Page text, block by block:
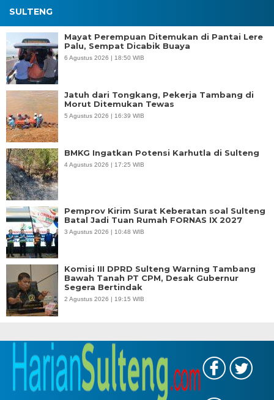
SULTENG
Mayat Perempuan Ditemukan di Pantai Lere
Palu, Sempat Dicabik Buaya
6 Agustus 2026 | 18:50 WIB
Jatuh dari Tongkang, Pekerja Tambang di
Morut Ditemukan Tewas
5 Agustus 2026 | 16:39 WIB
BMKG Ingatkan Potensi Karhutla di Sulteng
4 Agustus 2026 | 17:25 WIB
Pemprov Kirim Surat Keberatan soal Sulteng
Batal Jadi Tuan Rumah FORNAS IX 2027
3 Agustus 2026 | 10:48 WIB
Komisi III DPRD Sulteng Warning Tambang
Bawah Tanah PT CPM, Desak Gubernur
Segera Bertindak
2 Agustus 2026 | 19:15 WIB